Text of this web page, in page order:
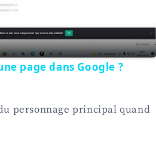
page dans Google ?
personnage principal quand